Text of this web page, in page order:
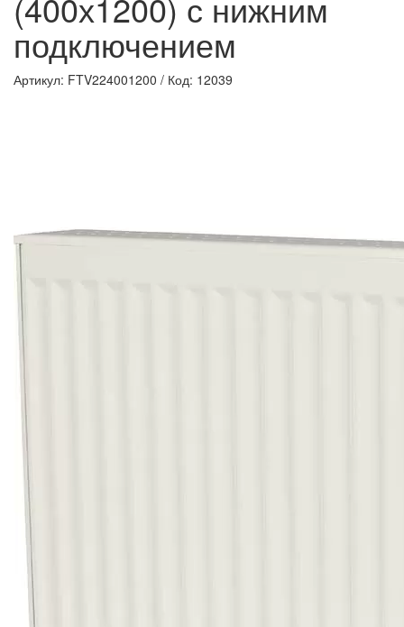
подключением
Артикул: FTV224001200 / Код: 12039